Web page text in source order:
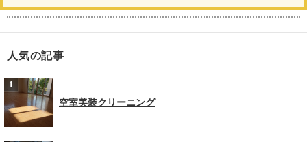
人気の記事
空室美装クリーニング